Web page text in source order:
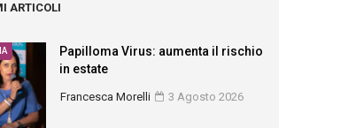
ARTICOLI
Papilloma Virus: aumenta il rischio
in estate
Francesca Morelli 3 Agosto 2026